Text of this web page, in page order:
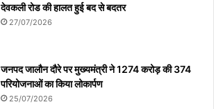
देवकली रोड की हालत हुई बद से बदतर
27/07/2026
जनपद जालौन दौरे पर मुख्यमंत्री ने 1274 करोड़ की 374
परियोजनाओं का किया लोकार्पण
25/07/2026